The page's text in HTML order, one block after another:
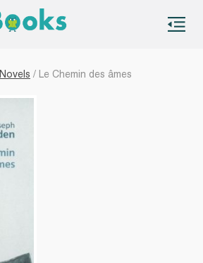
Novels / Le Chemin des âmes